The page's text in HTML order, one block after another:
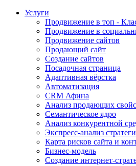
Услуги
Продвижение в топ -
Продвижение в
Продвижение сайтов
Продающий сайт
Создание сайтов
Посадочная страница
Адаптивная вёрстка
Автоматизация
CRM Афина
Анализ продающих
Семантическое ядро
Анализ конкурентной
Экспресс-анализ
Карта рисков сайта и
Бизнес-модель
Создание интернет-